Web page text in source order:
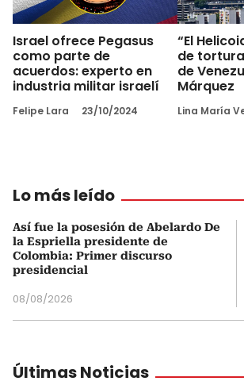
Israel ofrece Pegasus
como parte de
acuerdos: experto en
industria militar israelí
Felipe Lara 23/10/2024
“El
de
de
Márquez
Lina María
Lo más leído
Así fue la posesión de Abelardo De
la Espriella presidente de
Colombia: Primer discurso
presidencial
08/08/2026
Últimas Noticias